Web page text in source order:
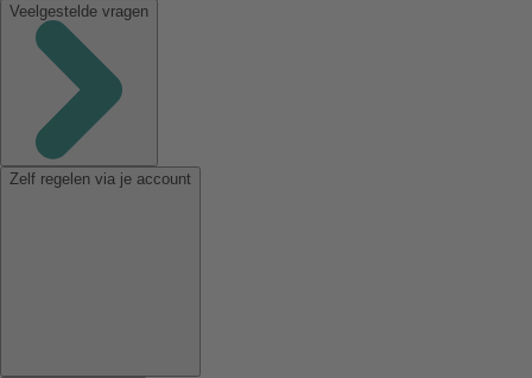
Veelgestelde vragen
Zelf regelen via je account